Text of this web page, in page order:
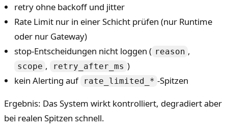
retry ohne backoff und jitter
Rate Limit nur in einer Schicht prüfen (nur Runtime
oder nur Gateway)
stop-Entscheidungen nicht loggen ( reason ,
scope , retry_after_ms )
kein Alerting auf rate_limited_* -Spitzen
Ergebnis: Das System wirkt kontrolliert, degradiert aber
bei realen Spitzen schnell.